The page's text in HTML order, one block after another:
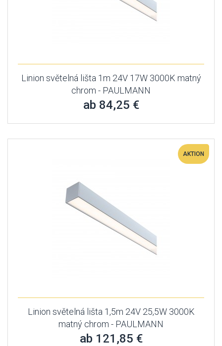
Linion světelná lišta 1m 24V 17W 3000K matný
chrom - PAULMANN
ab 84,25 €
AKTION
Linion světelná lišta 1,5m 24V 25,5W 3000K
matný chrom - PAULMANN
ab 121,85 €